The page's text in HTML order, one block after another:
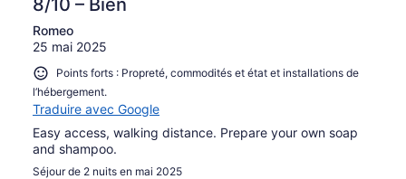
8/10 – Bien
Romeo
25 mai 2025
Points forts : Propreté, commodités et état et installations de
l’hébergement.
Traduire avec Google
Easy access, walking distance. Prepare your own soap
and shampoo.
Séjour de 2 nuits en mai 2025